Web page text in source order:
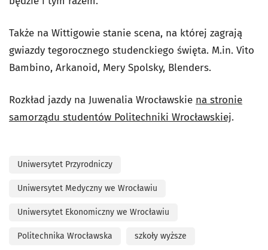
Także na Wittigowie stanie scena, na której zagrają
gwiazdy tegorocznego studenckiego święta. M.in. Vito
Bambino, Arkanoid, Mery Spolsky, Blenders.
Rozkład jazdy na Juwenalia Wrocławskie na stronie
samorządu studentów Politechniki Wrocławskiej.
Uniwersytet Przyrodniczy
Uniwersytet Medyczny we Wrocławiu
Uniwersytet Ekonomiczny we Wrocławiu
Politechnika Wrocławska szkoły wyższe